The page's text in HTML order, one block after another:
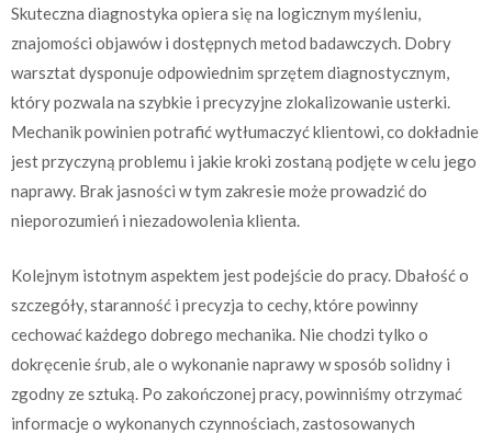
Skuteczna diagnostyka opiera się na logicznym myśleniu,
znajomości objawów i dostępnych metod badawczych. Dobry
warsztat dysponuje odpowiednim sprzętem diagnostycznym,
który pozwala na szybkie i precyzyjne zlokalizowanie usterki.
Mechanik powinien potrafić wytłumaczyć klientowi, co dokładnie
jest przyczyną problemu i jakie kroki zostaną podjęte w celu jego
naprawy. Brak jasności w tym zakresie może prowadzić do
nieporozumień i niezadowolenia klienta.
Kolejnym istotnym aspektem jest podejście do pracy. Dbałość o
szczegóły, staranność i precyzja to cechy, które powinny
cechować każdego dobrego mechanika. Nie chodzi tylko o
dokręcenie śrub, ale o wykonanie naprawy w sposób solidny i
zgodny ze sztuką. Po zakończonej pracy, powinniśmy otrzymać
informacje o wykonanych czynnościach, zastosowanych